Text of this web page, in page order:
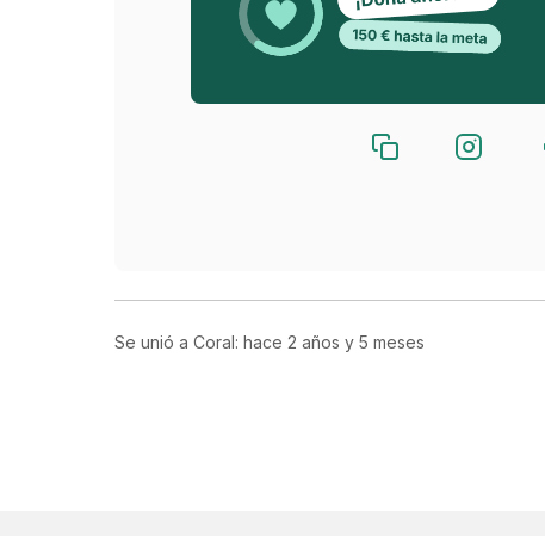
uno de los 4 Patas.
se han quedado sin Mamá y debemos
coste, tiene una gran gratificación.
Se unió a Coral: hace 2 años y 5 meses